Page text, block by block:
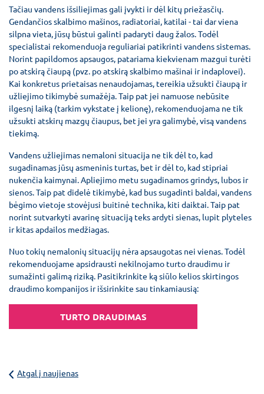
Tačiau vandens išsiliejimas gali įvykti ir dėl kitų priežasčių.
Gendančios skalbimo mašinos, radiatoriai, katilai - tai dar viena
silpna vieta, jūsų būstui galinti padaryti daug žalos. Todėl
specialistai rekomenduoja reguliariai patikrinti vandens sistemas.
Norint papildomos apsaugos, patariama kiekvienam mazgui turėti
po atskirą čiaupą (pvz. po atskirą skalbimo mašinai ir indaplovei).
Kai konkretus prietaisas nenaudojamas, tereikia užsukti čiaupą ir
užliejimo tikimybė sumažėja. Taip pat jei namuose nebūsite
ilgesnį laiką (tarkim vykstate į kelionę), rekomenduojama ne tik
užsukti atskirų mazgų čiaupus, bet jei yra galimybė, visą vandens
tiekimą.
Vandens užliejimas nemaloni situacija ne tik dėl to, kad
sugadinamas jūsų asmeninis turtas, bet ir dėl to, kad stipriai
nukenčia kaimynai. Apliejimo metu sugadinamos grindys, lubos ir
sienos. Taip pat didelė tikimybė, kad bus sugadinti baldai, vandens
bėgimo vietoje stovėjusi buitinė technika, kiti daiktai. Taip pat
norint sutvarkyti avarinę situaciją teks ardyti sienas, lupit plyteles
ir kitas apdailos medžiagas.
Nuo tokių nemalonių situacijų nėra apsaugotas nei vienas. Todėl
rekomenduojame apsidrausti nekilnojamo turto draudimu ir
sumažinti galimą riziką. Pasitikrinkite ką siūlo kelios skirtingos
draudimo kompanijos ir išsirinkite sau tinkamiausią:
TURTO DRAUDIMAS
Atgal į naujienas